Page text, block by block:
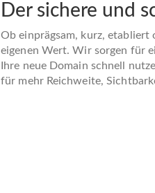
Der sichere und
Ob einprägsam, kurz, etabliert
eigenen Wert. Wir sorgen für
Ihre neue Domain schnell
für mehr Reichweite,